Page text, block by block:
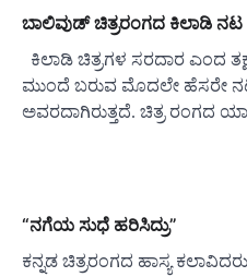
ಬಾಲಿವುಡ್ ಚಿತ್ರರಂಗದ ಕಿಲಾಡಿ
ಕಿಲಾಡಿ ಚಿತ್ರಗಳ ಸರದಾರ ಎಂದ
ಮುಂದೆ ಬರುವ ಮೊದಲೇ ಹೆಸರೇ
ಅವರದಾಗಿರುತ್ತದೆ. ಚಿತ್ರ ರಂಗದ
“ನಗೆಯ ಸುಧೆ ಹರಿಸಿದ್ರು”
ಕನ್ನಡ ಚಿತ್ರರಂಗದ ಹಾಸ್ಯ